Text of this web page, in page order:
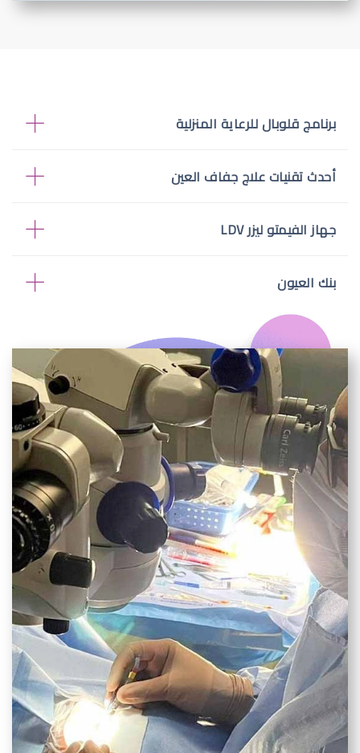
برنامج قلوبال للرعاية المنزلية
أحدث تقنيات علاج جفاف العين
جهاز الفيمتو ليزر LDV
بنك العيون